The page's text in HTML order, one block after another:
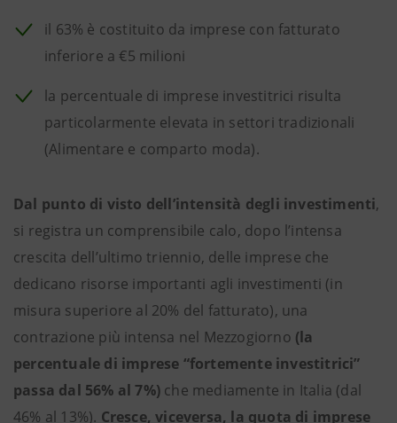
il 63% è costituito da imprese con fatturato
inferiore a €5 milioni
la percentuale di imprese investitrici risulta
particolarmente elevata in settori tradizionali
(Alimentare e comparto moda).
Dal punto di visto dell’intensità degli investimenti,
si registra un comprensibile calo, dopo l’intensa
crescita dell’ultimo triennio, delle imprese che
dedicano risorse importanti agli investimenti (in
misura superiore al 20% del fatturato), una
contrazione più intensa nel Mezzogiorno (la
percentuale di imprese “fortemente investitrici”
passa dal 56% al 7%) che mediamente in Italia (dal
46% al 13%). Cresce, viceversa, la quota di imprese